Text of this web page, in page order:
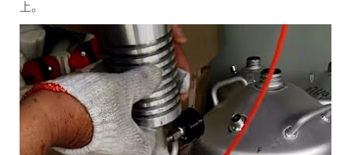
上。